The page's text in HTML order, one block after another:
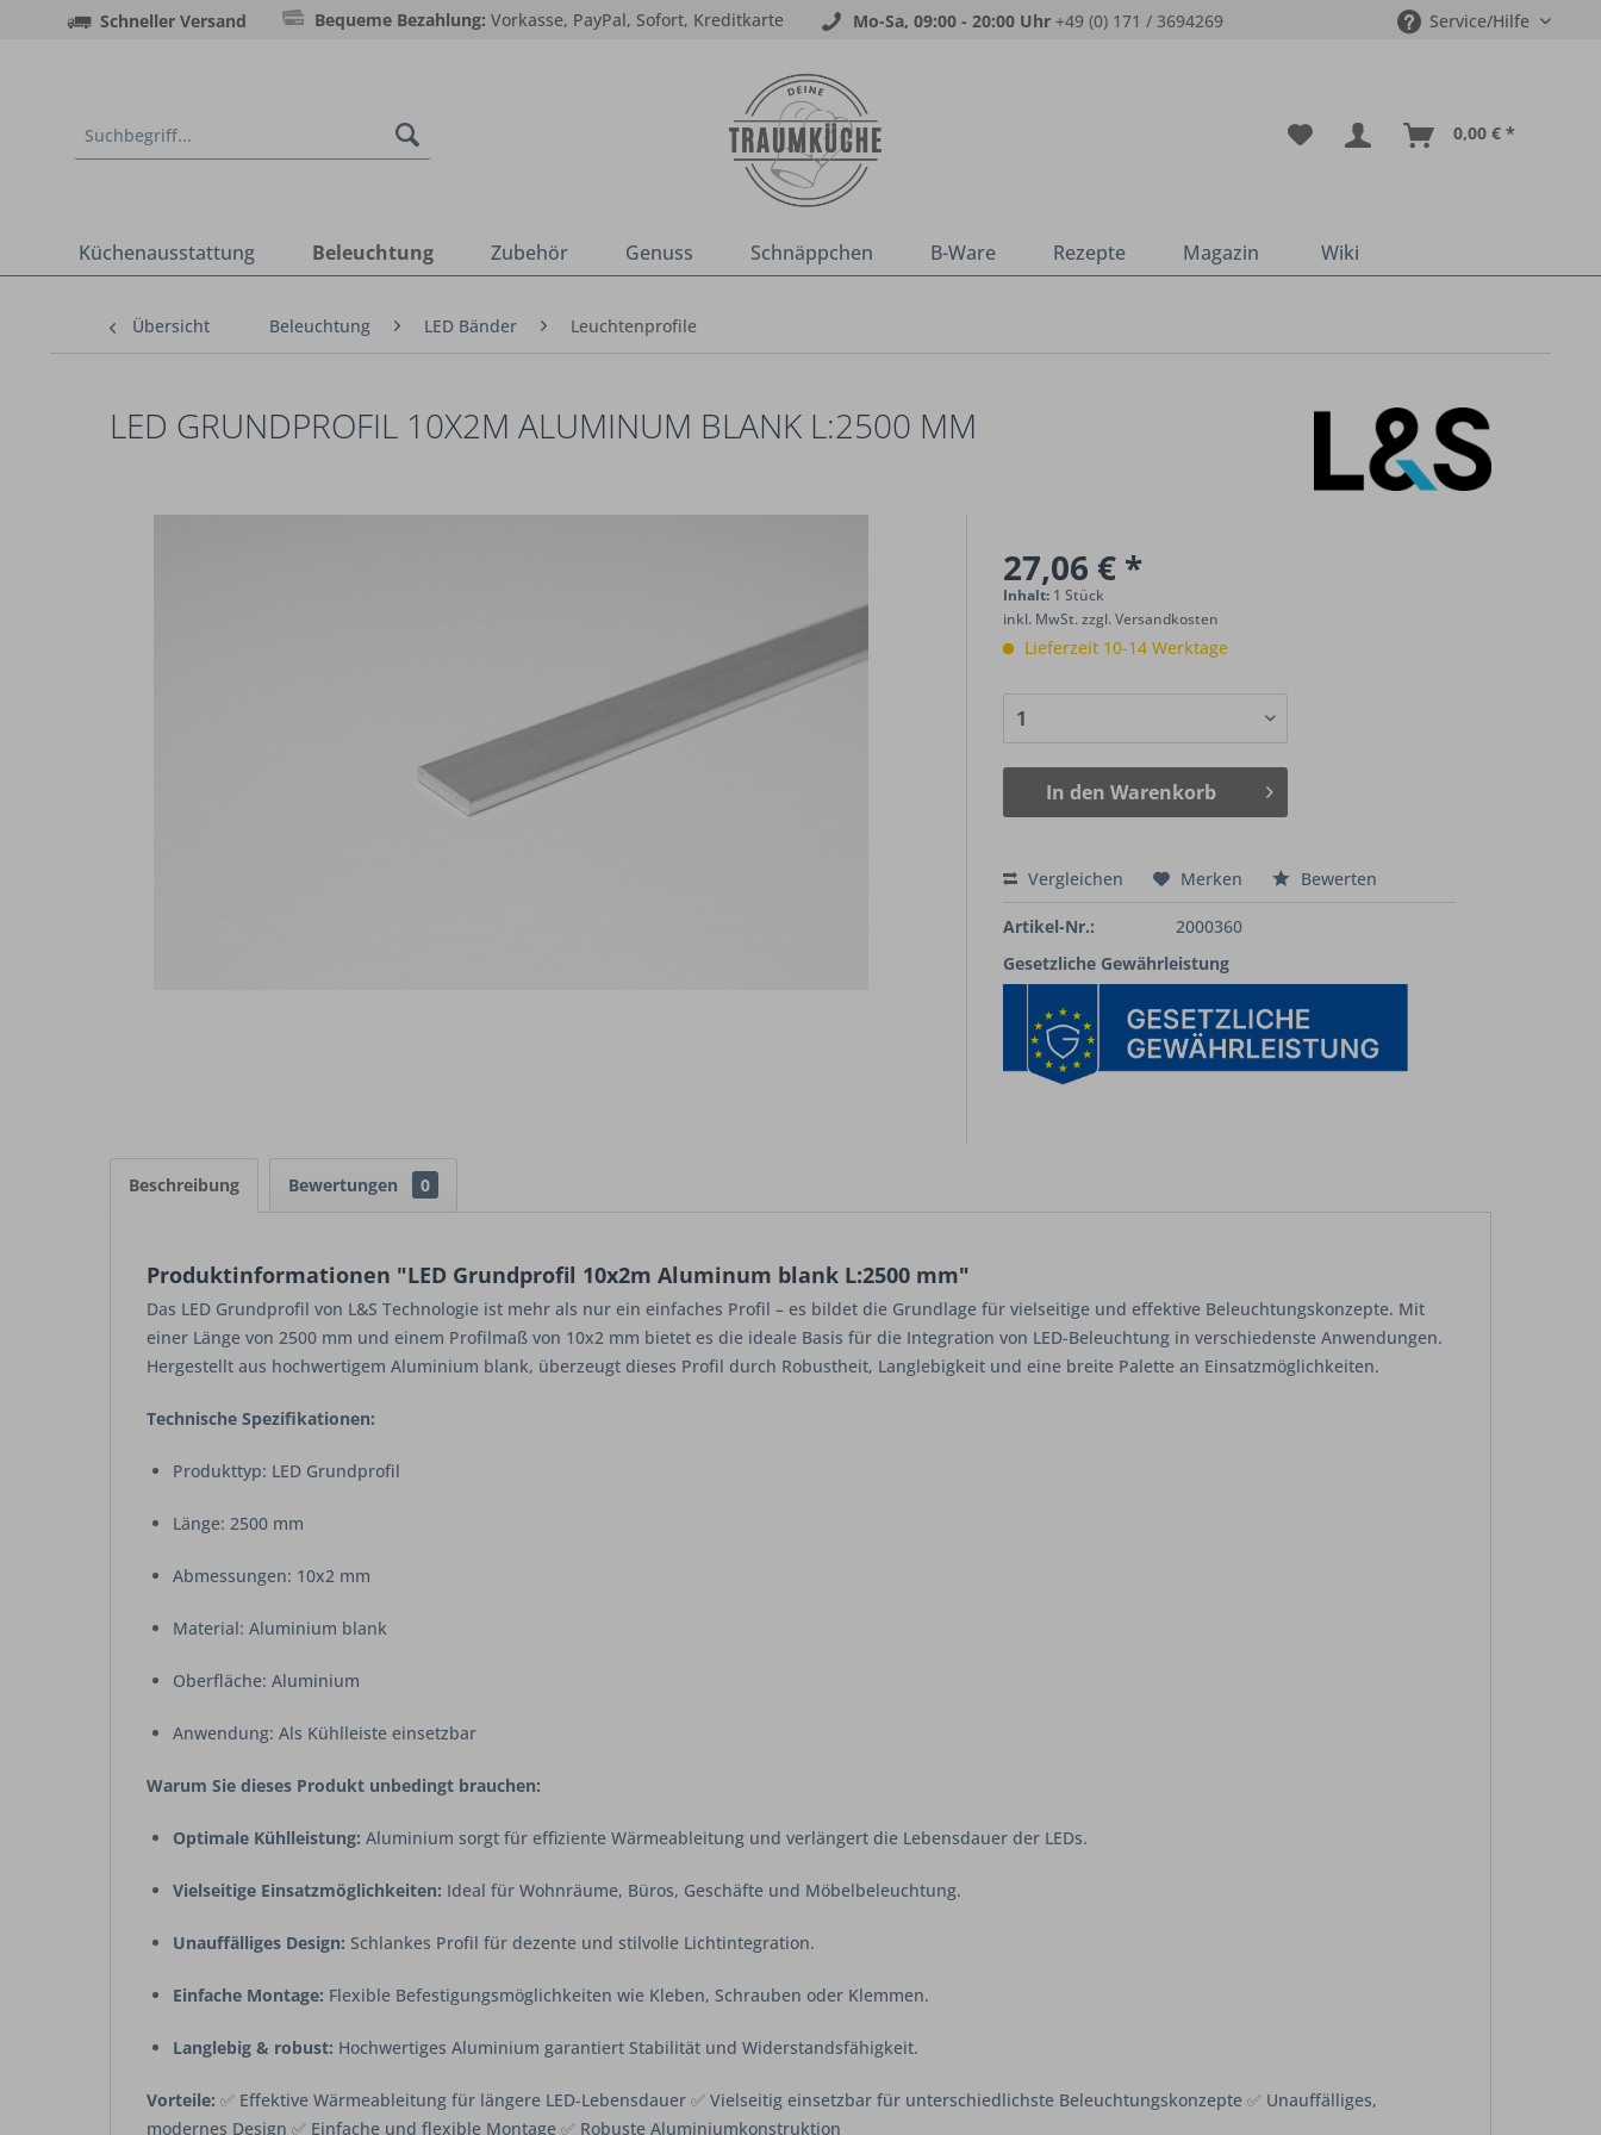
Schneller Versand Bequeme Bezahlung: Vorkasse, PayPal, Sofort, Kreditkarte Mo-Sa, 09:00 - 20:00 Uhr +49 (0) 171 / 3694269 Service/Hilfe
0,00 € *
Küchenausstattung Beleuchtung Zubehör Genuss Schnäppchen B-Ware Rezepte Magazin Wiki
Übersicht Beleuchtung LED Bänder Leuchtenprofile
LED GRUNDPROFIL 10X2M ALUMINUM BLANK L:2500 MM
27,06 € *
Inhalt: 1 Stück
inkl. MwSt.zzgl. Versandkosten
Lieferzeit 10-14 Werktage
In den Warenkorb
Vergleichen Merken Bewerten
Artikel-Nr.:
2000360
Gesetzliche Gewährleistung
Beschreibung Bewertungen 0
Produktinformationen "LED Grundprofil 10x2m Aluminum blank L:2500 mm"
Das LED Grundprofil von L&S Technologie ist mehr als nur ein einfaches Profil – es bildet die Grundlage für vielseitige und effektive Beleuchtungskonzepte. Mit
einer Länge von 2500 mm und einem Profilmaß von 10x2 mm bietet es die ideale Basis für die Integration von LED-Beleuchtung in verschiedenste Anwendungen.
Hergestellt aus hochwertigem Aluminium blank, überzeugt dieses Profil durch Robustheit, Langlebigkeit und eine breite Palette an Einsatzmöglichkeiten.
Technische Spezifikationen:
Produkttyp: LED Grundprofil
Länge: 2500 mm
Abmessungen: 10x2 mm
Material: Aluminium blank
Oberfläche: Aluminium
Anwendung: Als Kühlleiste einsetzbar
Warum Sie dieses Produkt unbedingt brauchen:
Optimale Kühlleistung: Aluminium sorgt für effiziente Wärmeableitung und verlängert die Lebensdauer der LEDs.
Vielseitige Einsatzmöglichkeiten: Ideal für Wohnräume, Büros, Geschäfte und Möbelbeleuchtung.
Unauffälliges Design: Schlankes Profil für dezente und stilvolle Lichtintegration.
Einfache Montage: Flexible Befestigungsmöglichkeiten wie Kleben, Schrauben oder Klemmen.
Langlebig & robust: Hochwertiges Aluminium garantiert Stabilität und Widerstandsfähigkeit.
Vorteile: ✅ Effektive Wärmeableitung für längere LED-Lebensdauer ✅ Vielseitig einsetzbar für unterschiedlichste Beleuchtungskonzepte ✅ Unauffälliges,
modernes Design ✅ Einfache und flexible Montage ✅ Robuste Aluminiumkonstruktion